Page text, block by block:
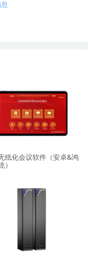
纸化会议软件（安卓&鸿
）